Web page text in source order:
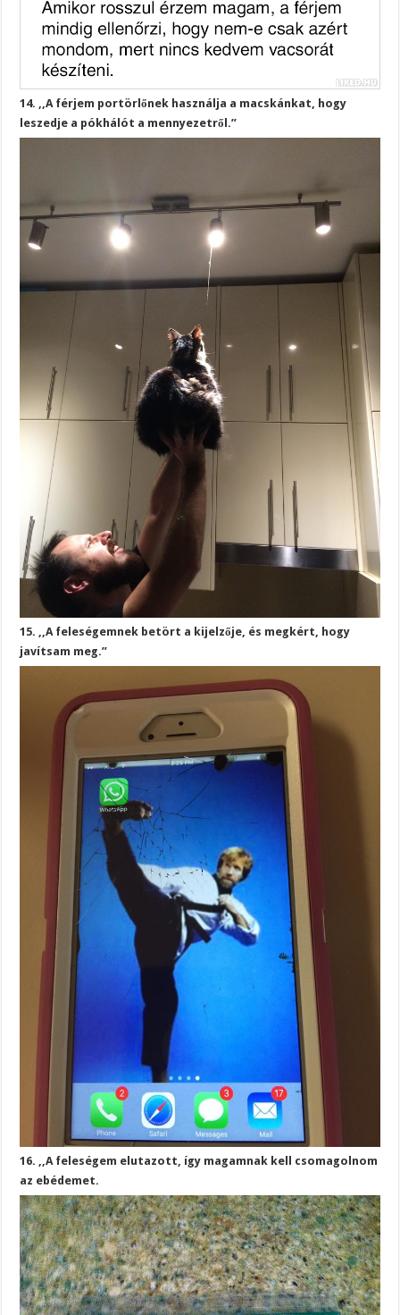
14. ,,A férjem portörlőnek használja a macskánkat, hogy
leszedje a pókhálót a mennyezetről.”
15. ,,A feleségemnek betört a kijelzője, és megkért, hogy
javítsam meg.”
16. ,,A feleségem elutazott, így magamnak kell csomagolnom
az ebédemet.